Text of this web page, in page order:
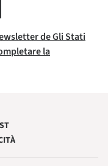
de Gli Stati
la